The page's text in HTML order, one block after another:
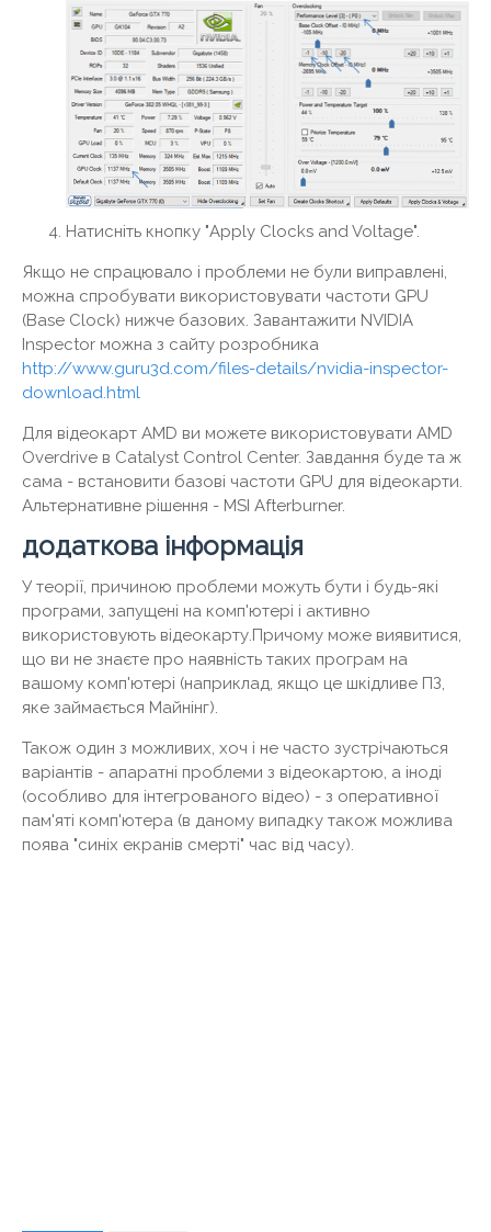
Натисніть кнопку "Apply Clocks and Voltage".
Якщо не спрацювало і проблеми не були виправлені,
можна спробувати використовувати частоти GPU
(Base Clock) нижче базових. Завантажити NVIDIA
Inspector можна з сайту розробника
http://www.guru3d.com/files-details/nvidia-inspector-
download.html
Для відеокарт AMD ви можете використовувати AMD
Overdrive в Catalyst Control Center. Завдання буде та ж
сама - встановити базові частоти GPU для відеокарти.
Альтернативне рішення - MSI Afterburner.
додаткова інформація
У теорії, причиною проблеми можуть бути і будь-які
програми, запущені на комп'ютері і активно
використовують відеокарту.Причому може виявитися,
що ви не знаєте про наявність таких програм на
вашому комп'ютері (наприклад, якщо це шкідливе ПЗ,
яке займається Майнінг).
Також один з можливих, хоч і не часто зустрічаються
варіантів - апаратні проблеми з відеокартою, а іноді
(особливо для інтегрованого відео) - з оперативної
пам'яті комп'ютера (в даному випадку також можлива
поява "синіх екранів смерті" час від часу).